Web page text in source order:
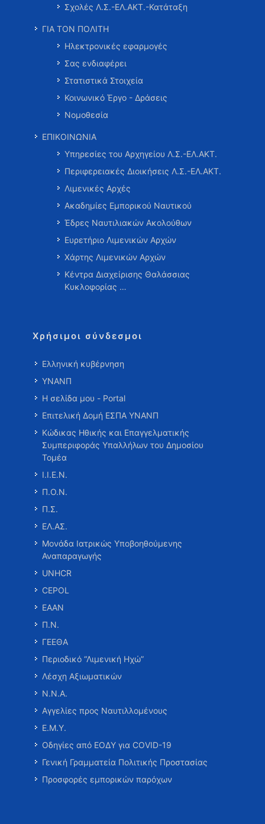
Σχολές Λ.Σ.-ΕΛ.ΑΚΤ.-Κατάταξη
ΓΙΑ ΤΟΝ ΠΟΛΙΤΗ
Ηλεκτρονικές εφαρμογές
Σας ενδιαφέρει
Στατιστικά Στοιχεία
Κοινωνικό Έργο - Δράσεις
Νομοθεσία
ΕΠΙΚΟΙΝΩΝΙΑ
Υπηρεσίες του Αρχηγείου Λ.Σ.-ΕΛ.ΑΚΤ.
Περιφερειακές Διοικήσεις Λ.Σ.-ΕΛ.ΑΚΤ.
Λιμενικές Αρχές
Ακαδημίες Εμπορικού Ναυτικού
Έδρες Ναυτιλιακών Ακολούθων
Ευρετήριο Λιμενικών Αρχών
Χάρτης Λιμενικών Αρχών
Κέντρα Διαχείρισης Θαλάσσιας
Κυκλοφορίας …
Χρήσιμοι σύνδεσμοι
Ελληνική κυβέρνηση
ΥΝΑΝΠ
Η σελίδα μου - Portal
Επιτελική Δομή ΕΣΠΑ ΥΝΑΝΠ
Κώδικας Ηθικής και Επαγγελματικής
Συμπεριφοράς Υπαλλήλων του Δημοσίου
Τομέα
Ι.Ι.Ε.Ν.
Π.Ο.Ν.
Π.Σ.
ΕΛ.ΑΣ.
Μονάδα Ιατρικώς Υποβοηθούμενης
Αναπαραγωγής
UNHCR
CEPOL
ΕΑΑΝ
Π.Ν.
ΓΕΕΘΑ
Περιοδικό “Λιμενική Ηχώ”
Λέσχη Αξιωματικών
Ν.Ν.Α.
Αγγελίες προς Ναυτιλλομένους
Ε.Μ.Υ.
Οδηγίες από ΕΟΔΥ για COVID-19
Γενική Γραμματεία Πολιτικής Προστασίας
Προσφορές εμπορικών παρόχων